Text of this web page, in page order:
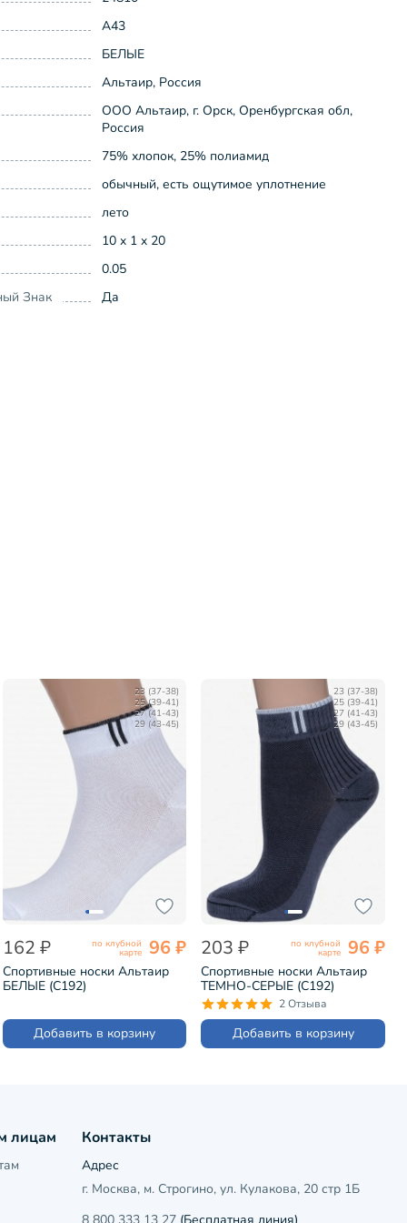
А43
БЕЛЫЕ
Альтаир, Россия
ООО Альтаир, г. Орск, Оренбургская обл,
Россия
75% хлопок, 25% полиамид
обычный, есть ощутимое уплотнение
лето
10 x 1 x 20
0.05
Знак
Да
23 (37-38)
25 (39-41)
27 (41-43)
29 (43-45)
162 ₽ по клубной
карте 96 ₽
Спортивные носки Альтаир
БЕЛЫЕ (С192)
Добавить в корзину
23 (37-38)
25 (39-41)
27 (41-43)
29 (43-45)
203 ₽ по клубной
карте 96 ₽
Спортивные носки Альтаир
ТЕМНО-СЕРЫЕ (С192)
2 Отзыва
Добавить в корзину
лицам Контакты
Адрес
г. Москва, м. Строгино, ул. Кулакова, 20 стр 1Б